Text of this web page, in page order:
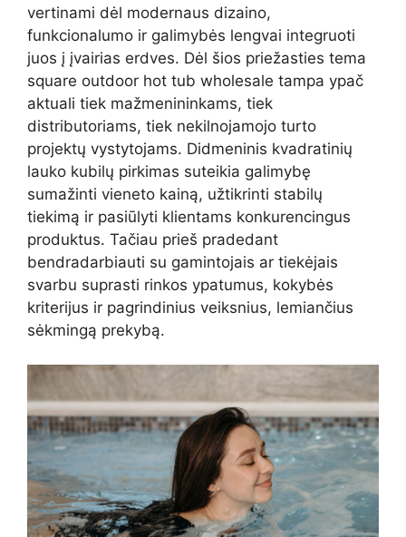
vertinami dėl modernaus dizaino,
funkcionalumo ir galimybės lengvai integruoti
juos į įvairias erdves. Dėl šios priežasties tema
square outdoor hot tub wholesale tampa ypač
aktuali tiek mažmenininkams, tiek
distributoriams, tiek nekilnojamojo turto
projektų vystytojams. Didmeninis kvadratinių
lauko kubilų pirkimas suteikia galimybę
sumažinti vieneto kainą, užtikrinti stabilų
tiekimą ir pasiūlyti klientams konkurencingus
produktus. Tačiau prieš pradedant
bendradarbiauti su gamintojais ar tiekėjais
svarbu suprasti rinkos ypatumus, kokybės
kriterijus ir pagrindinius veiksnius, lemiančius
sėkmingą prekybą.